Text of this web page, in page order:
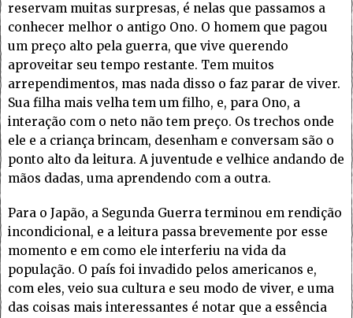
reservam muitas surpresas, é nelas que passamos a
conhecer melhor o antigo Ono. O homem que pagou
um preço alto pela guerra, que vive querendo
aproveitar seu tempo restante. Tem muitos
arrependimentos, mas nada disso o faz parar de viver.
Sua filha mais velha tem um filho, e, para Ono, a
interação com o neto não tem preço. Os trechos onde
ele e a criança brincam, desenham e conversam são o
ponto alto da leitura. A juventude e velhice andando de
mãos dadas, uma aprendendo com a outra.
Para o Japão, a Segunda Guerra terminou em rendição
incondicional, e a leitura passa brevemente por esse
momento e em como ele interferiu na vida da
população. O país foi invadido pelos americanos e,
com eles, veio sua cultura e seu modo de viver, e uma
das coisas mais interessantes é notar que a essência